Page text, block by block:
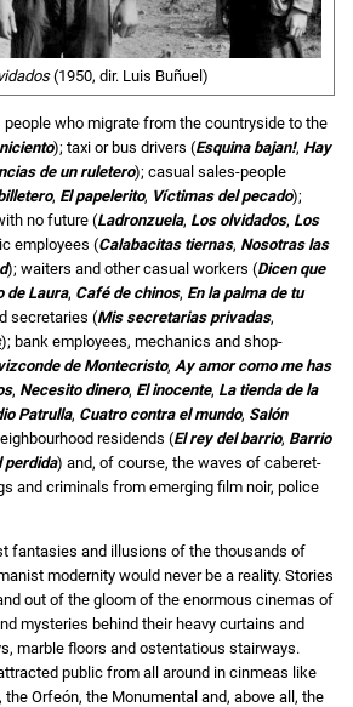
(1950, dir. Luis Buñuel)
who migrate from the countryside to the
); taxi or bus drivers (Esquina bajan!, Hay
de un ruletero); casual sales-people
, El papelerito, Víctimas del pecado);
no future (Ladronzuela, Los olvidados, Los
employees (Calabacitas tiernas, Nosotras las
); waiters and other casual workers (Dicen que
de Laura, Café de chinos, En la palma de tu
secretaries (Mis secretarias privadas,
); bank employees, mechanics and shop-
de Montecristo, Ay amor como me has
, Necesito dinero, El inocente, La tienda de la
Patrulla, Cuatro contra el mundo, Salón
residends (El rey del barrio, Barrio
perdida) and, of course, the waves of caberet-
and criminals from emerging film noir, police
fantasies and illusions of the thousands of
modernity would never be a reality. Stories
out of the gloom of the enormous cinemas of
mysteries behind their heavy curtains and
marble floors and ostentatious stairways.
public from all around in cinmeas like
Orfeón, the Monumental and, above all, the